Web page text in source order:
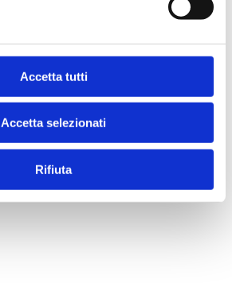
Accetta tutti
Accetta selezionati
Rifiuta